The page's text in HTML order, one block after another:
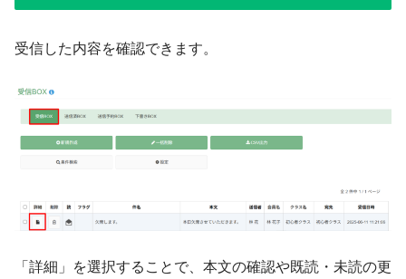
受信した内容を確認できます。
「詳細」を選択することで、本文の確認や既読・未読の更